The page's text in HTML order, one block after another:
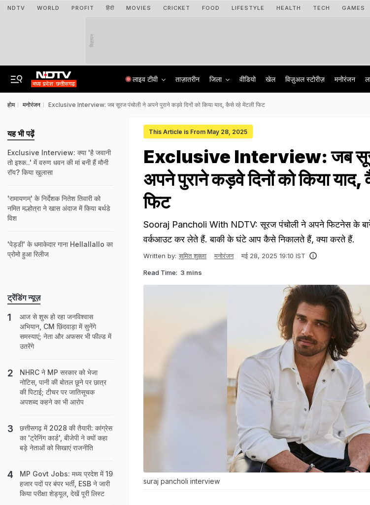
NDTV WORLD PROFIT हिंदी MOVIES CRICKET FOOD LIFESTYLE HEALTH TECH GAMES
विज्ञापन
लाइव टीवी ताज़ातरीन जिला वीडियो खेल विज़ुअल स्टोरीज़ मनोरंजन
होम मनोरंजन Exclusive Interview: जब सूरज पंचोली ने अपने पुराने कड़वे दिनों को किया याद, कैसे रहे मेंटली फिट
This Article is From May 28, 2025
Exclusive Interview: जब
अपने पुराने कड़वे दिनों को किया
फिट
Sooraj Pancholi With NDTV: सूरज पंचोली ने अपने फिटनेस के
वर्कआउट कर लेते हैं. बाकी के घंटे आप कैसे निकालते हैं, क्या करते हैं.
Written by: सुमित शुक्ला मनोरंजन मई 28, 2025 19:10 IST
Read Time: 3 mins
suraj pancholi interview
यह भी पढ़ें
Exclusive Interview: क्या 'है जवानी
तो इश्क..' में वरुण धवन की मां बनी हैं मौनी
रॉय? किया खुलासा
'रामायणम्' के निर्देशक नितेश तिवारी को
नमित मल्होत्रा ने खास अंदाज में किया बर्थडे
विश
'पेड्डी' के धमाकेदार गाना Hellallallo का
प्रोमो हुआ रिलीज
ट्रेंडिंग न्यूज़
आज से शुरू हो रहा जनविश्वास
अभियान, CM छिंदवाड़ा में सुनेंगे
समस्याएं; नेता और अफसर भी फील्ड में
उतरेंगे
NHRC ने MP सरकार को भेजा
नोटिस, पानी की बोतल छूने पर छात्र
की पिटाई; टीचर पर जातिसूचक
अपशब्द कहने का भी आरोप
छत्तीसगढ़ में 2028 की तैयारी: कांग्रेस
का 'ट्रेनिंग कार्ड', बीजेपी ने क्‍यों कहा
बड़े नेताओं को सिखाएं राजनीति
MP Govt Jobs: मध्य प्रदेश में 19
हजार पदों पर बंपर भर्ती, ESB ने जारी
किया परीक्षा शेड्यूल, देखें पूरी लिस्ट